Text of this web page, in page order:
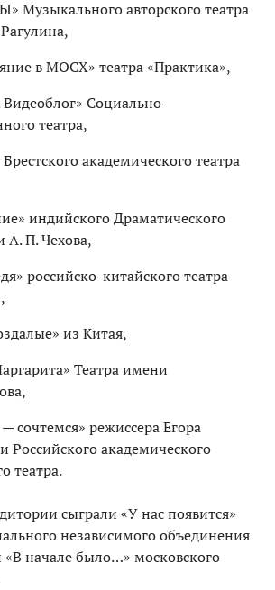
Музыкального авторского театра
в МОСХ» театра «Практика»,
Видеоблог» Социально-
театра,
академического театра
индийского Драматического
А. П. Чехова,
российско-китайского театра
из Китая,
Театра имени
сочтемся» режиссера Егора
Российского академического
театра.
сыграли «У нас появится»
независимого объединения
начале было…» московского